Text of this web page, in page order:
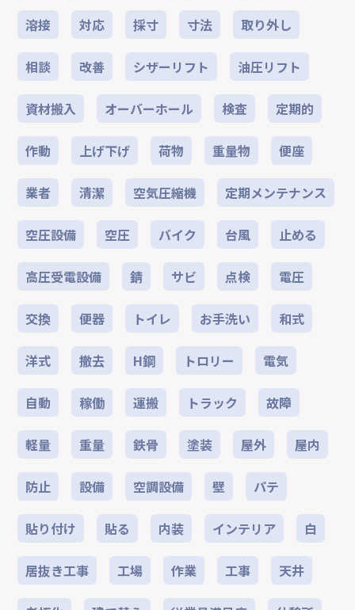
溶接 対応 採寸 寸法 取り外し
相談 改善 シザーリフト 油圧リフト
資材搬入 オーバーホール 検査 定期的
作動 上げ下げ 荷物 重量物 便座
業者 清潔 空気圧縮機 定期メンテナンス
空圧設備 空圧 バイク 台風 止める
高圧受電設備 錆 サビ 点検 電圧
交換 便器 トイレ お手洗い 和式
洋式 撤去 H鋼 トロリー 電気
自動 稼働 運搬 トラック 故障
軽量 重量 鉄骨 塗装 屋外 屋内
防止 設備 空調設備 壁 パテ
貼り付け 貼る 内装 インテリア 白
居抜き工事 工場 作業 工事 天井